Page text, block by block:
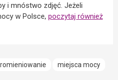
i mnóstwo zdjęć. Jeżeli
w Polsce, poczytaj również
miejsca mocy